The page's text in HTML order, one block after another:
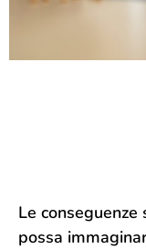
Le
possa